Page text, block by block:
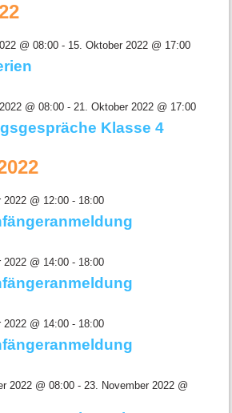
@ 08:00- 15. Oktober 2022 @ 17:00
@ 08:00- 21. Oktober 2022 @ 17:00
Klasse 4
2022 @ 12:00- 18:00
2022 @ 14:00- 18:00
2022 @ 14:00- 18:00
2022 @ 08:00- 23. November 2022 @